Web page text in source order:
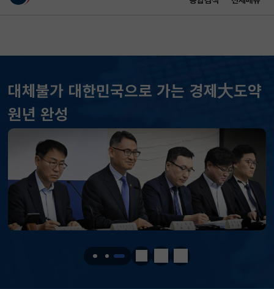
대체불가 대한민국으로 가는 경제大도약
원년 완성
정지 이전 다음
KOSPI 6258.77 37.61(하락)
KOSDAQ
국고채(3년) 3.746 0.004(상승)
달러-원 1410.6000 13.2000(하락)
KOSPI 6258.77 37.61(하락)
KOSDAQ 798.81 2.86(하락)